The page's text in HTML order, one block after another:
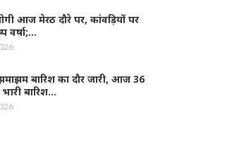
आज मेरठ दौरे पर, कांवड़ियों पर
वर्षा;…
बारिश का दौर जारी, आज 36
बारिश…